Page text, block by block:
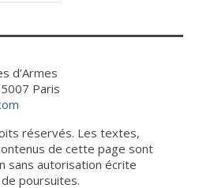
d’Armes
Paris
réservés. Les textes,
de cette page sont
sans autorisation écrite
poursuites.